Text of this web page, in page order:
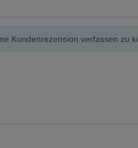
Kundenrezension verfassen zu